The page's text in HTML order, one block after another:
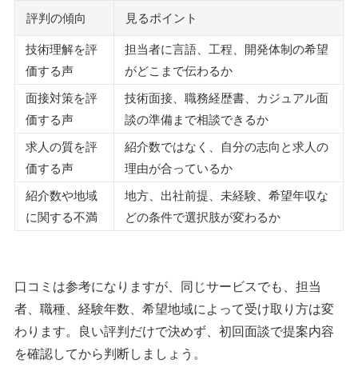
評判の傾向 見るポイント
技術理解を評
価する声
担当者に言語、工程、開発体制の希望
がどこまで伝わるか
面接対策を評
価する声
技術面接、職務経歴書、カジュアル面
談の準備まで相談できるか
求人の質を評
価する声
紹介数ではなく、自分の志向と求人の
理由が合っているか
紹介数や地域
に関する不満
地方、出社前提、未経験、希望年収な
どの条件で選択肢が変わるか
口コミは参考になりますが、同じサービスでも、担当
者、職種、経験年数、希望地域によって受け取り方は変
わります。良い評判だけで決めず、初回面談で提案内容
を確認してから判断しましょう。